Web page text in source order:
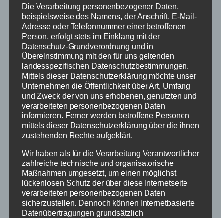
Kreativmarkt Sulzberg im Allgäu
vonHolzschildermacher|Dez. 1, 2017 |Holzartikel,
Info,Termine
Wir von Allgäuer Holzschilder sind auch dieses
Jahr wieder auf dem Kreativmarkt in Sulzberg
im Allgäu im Gasthof “Zum Hirsch”. An
unserem Stand finden Sie wieder viele
Die Verarbeitung personenbezogener Daten,
beispielsweise des Namens, der Anschrift, E-Mail-
Adresse oder Telefonnummer einer betroffenen
Person, erfolgt stets im Einklang mit der
Datenschutz-Grundverordnung und in
Übereinstimmung mit den für uns geltenden
landesspezifischen Datenschutzbestimmungen.
Mittels dieser Datenschutzerklärung möchte unser
Unternehmen die Öffentlichkeit über Art, Umfang
und Zweck der von uns erhobenen, genutzten und
verarbeiteten personenbezogenen Daten
informieren. Ferner werden betroffene Personen
mittels dieser Datenschutzerklärung über die ihnen
zustehenden Rechte aufgeklärt.
Wir haben als für die Verarbeitung Verantwortlicher
zahlreiche technische und organisatorische
Maßnahmen umgesetzt, um einen möglichst
lückenlosen Schutz der über diese Internetseite
verarbeiteten personenbezogenen Daten
sicherzustellen. Dennoch können Internetbasierte
Datenübertragungen grundsätzlich